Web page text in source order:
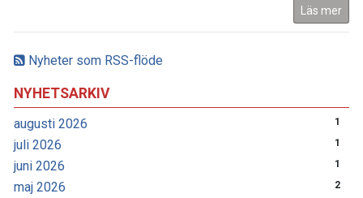
Nyheter som RSS-flöde
NYHETSARKIV
augusti 2026 1
juli 2026 1
juni 2026 1
maj 2026 2
Läs mer